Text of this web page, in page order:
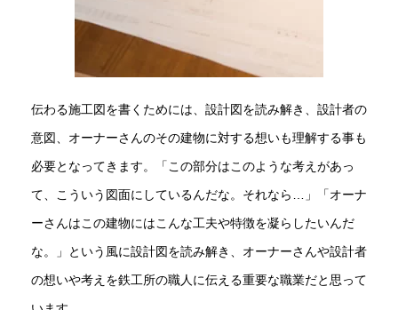
伝わる施工図を書くためには、設計図を読み解き、設計者の
意図、オーナーさんのその建物に対する想いも理解する事も
必要となってきます。「この部分はこのような考えがあっ
て、こういう図面にしているんだな。それなら…」「オーナ
ーさんはこの建物にはこんな工夫や特徴を凝らしたいんだ
な。」という風に設計図を読み解き、オーナーさんや設計者
の想いや考えを鉄工所の職人に伝える重要な職業だと思って